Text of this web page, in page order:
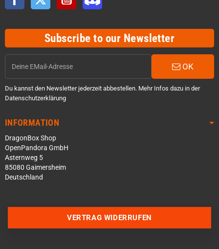
Subscribe to our Newsletter
OK
Du kannst den Newsletter jederzeit abbestellen. Mehr Infos dazu in der
Datenschutzerklärung
INFORMATION
DragonBox Shop
OpenPandora GmbH
Asternweg 5
85080 Gaimersheim
Deutschland
Über WhatsApp schreiben
VERTRAG WIDERRUFEN